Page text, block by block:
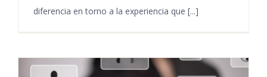
diferencia en torno a la experiencia que [...]